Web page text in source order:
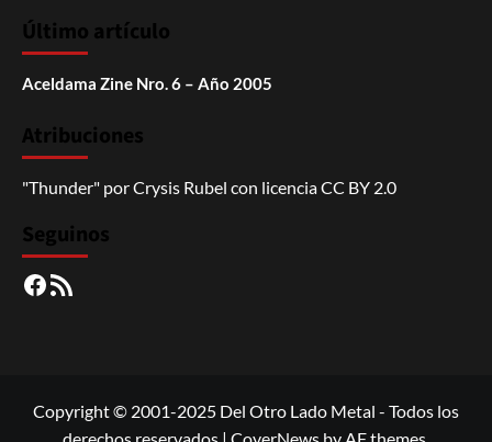
Último artículo
Aceldama Zine Nro. 6 – Año 2005
Atribuciones
"Thunder" porCrysis Rubel con licenciaCC BY 2.0
Seguinos
Facebook
RSS
Copyright © 2001-2025 Del Otro Lado Metal - Todos los